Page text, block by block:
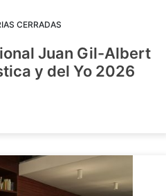
CERRADAS
Juan Gil-Albert
y del Yo 2026